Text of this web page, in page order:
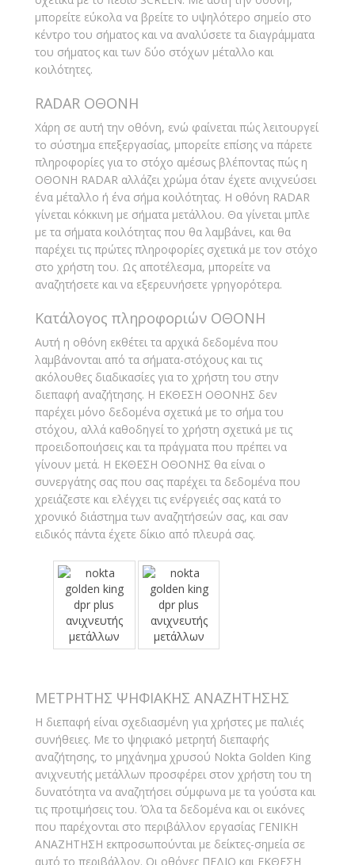
μπορείτε εύκολα να βρείτε το υψηλότερο σημείο στο
κέντρο του σήματος και να αναλύσετε τα διαγράμματα
του σήματος και των δύο στόχων μέταλλο και
κοιλότητες.
RADAR ΟΘΟΝΗ
Χάρη σε αυτή την οθόνη, ενώ φαίνεται πώς λειτουργεί
το σύστημα επεξεργασίας, μπορείτε επίσης να πάρετε
πληροφορίες για το στόχο αμέσως βλέποντας πώς η
ΟΘΟΝΗ RADAR αλλάζει χρώμα όταν έχετε ανιχνεύσει
ένα μέταλλο ή ένα σήμα κοιλότητας. Η οθόνη RADAR
γίνεται κόκκινη με σήματα μετάλλου. Θα γίνεται μπλε
με τα σήματα κοιλότητας που θα λαμβάνει, και θα
παρέχει τις πρώτες πληροφορίες σχετικά με τον στόχο
στο χρήστη του. Ως αποτέλεσμα, μπορείτε να
αναζητήσετε και να εξερευνήσετε γρηγορότερα.
Κατάλογος πληροφοριών ΟΘΟΝΗ
Αυτή η οθόνη εκθέτει τα αρχικά δεδομένα που
λαμβάνονται από τα σήματα-στόχους και τις
ακόλουθες διαδικασίες για το χρήστη του στην
διεπαφή αναζήτησης. Η ΕΚΘΕΣΗ ΟΘΟΝΗΣ δεν
παρέχει μόνο δεδομένα σχετικά με το σήμα του
στόχου, αλλά καθοδηγεί το χρήστη σχετικά με τις
προειδοποιήσεις και τα πράγματα που πρέπει να
γίνουν μετά. Η ΕΚΘΕΣΗ ΟΘΟΝΗΣ θα είναι ο
συνεργάτης σας που σας παρέχει τα δεδομένα που
χρειάζεστε και ελέγχει τις ενέργειές σας κατά το
χρονικό διάστημα των αναζητήσεών σας, και σαν
ειδικός πάντα έχετε δίκιο από πλευρά σας.
ΜΕΤΡΗΤΗΣ ΨΗΦΙΑΚΗΣ ΑΝΑΖΗΤΗΣΗΣ
Η διεπαφή είναι σχεδιασμένη για χρήστες με παλιές
συνήθειες. Με το ψηφιακό μετρητή διεπαφής
αναζήτησης, το μηχάνημα χρυσού Nokta Golden King
ανιχνευτής μετάλλων προσφέρει στον χρήστη του τη
δυνατότητα να αναζητήσει σύμφωνα με τα γούστα και
τις προτιμήσεις του. Όλα τα δεδομένα και οι εικόνες
που παρέχονται στο περιβάλλον εργασίας ΓΕΝΙΚΗ
ΑΝΑΖΗΤΗΣΗ εκπροσωπούνται με δείκτες-σημεία σε
αυτό το περιβάλλον. Οι οθόνες ΠΕΔΙΟ και ΕΚΘΕΣΗ